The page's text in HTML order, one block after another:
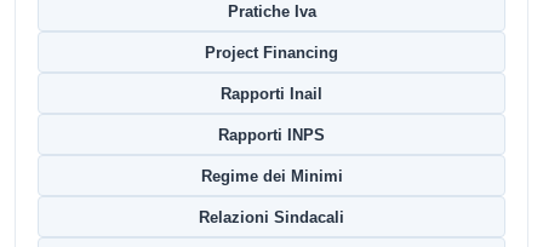
Pratiche Iva
Project Financing
Rapporti Inail
Rapporti INPS
Regime dei Minimi
Relazioni Sindacali